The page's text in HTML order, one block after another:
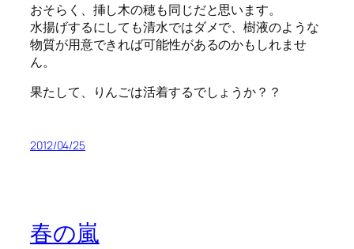
おそらく、挿し木の穂も同じだと思います。
水揚げするにしても清水ではダメで、樹液のような
物質が用意できれば可能性があるのかもしれませ
ん。
果たして、りんごは活着するでしょうか？？
2012/04/25
春の嵐